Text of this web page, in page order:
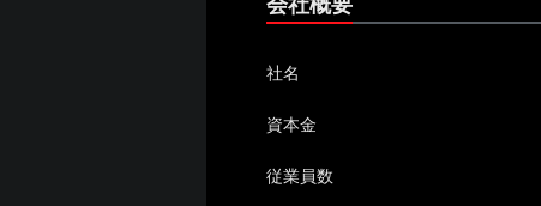
会社概要
社名
資本金
従業員数